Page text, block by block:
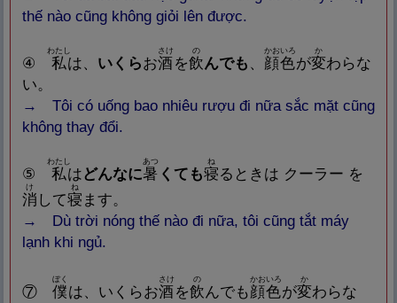
thế nào cũng không giỏi lên được.
④ 私
わたし
は、 いくらお酒
さけ
を飲
の
んでも 顔色
かおいろ
が変
か
わらな
い。
→ Tôi có uống bao nhiêu rượu đi nữa sắc mặt cũng
không thay đổi.
⑤ 私
わたし
はどんなに暑
あつ
くても寝
ね
るときは クーラー を
消
Nghĩa: Tiêu tan, biến mất, tiêu
け
して寝
ね
ます。
→ Dù trời nóng thế nào đi nữa, tôi cũng tắt máy
lạnh khi ngủ.
⑦ 僕
ぼく
は、いくらお酒
さけ
を飲
の
んでも顔色
かおいろ
が変
か
わらな